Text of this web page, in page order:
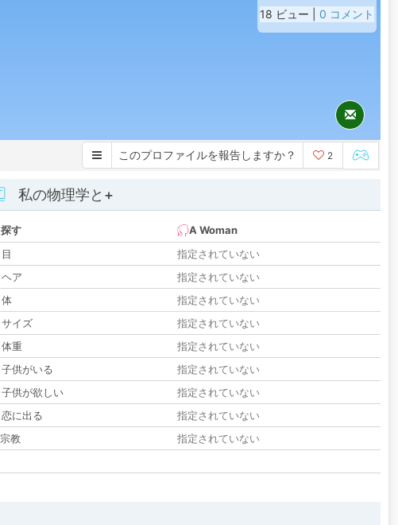
18 ビュー | 0 コメント
このプロファイルを報告しますか？ 2
私の物理学と+
探す
A Woman
目
指定されていない
ヘア
指定されていない
体
指定されていない
サイズ
指定されていない
体重
指定されていない
子供がいる
指定されていない
子供が欲しい
指定されていない
恋に出る
指定されていない
宗教
指定されていない